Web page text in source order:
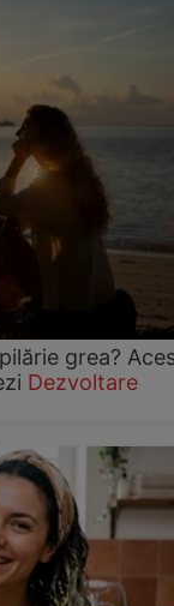
grea?
Dezvoltare